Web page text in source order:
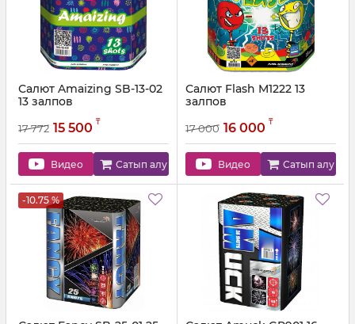
Салют Amaizing SB-13-02
13 залпов
SB-13-02
17 772 15 500 ₸
Видео Сатып алу
Салют Flash M1222 13
залпов
17 000 16 000 ₸
Видео Сатып алу
-10.75 %